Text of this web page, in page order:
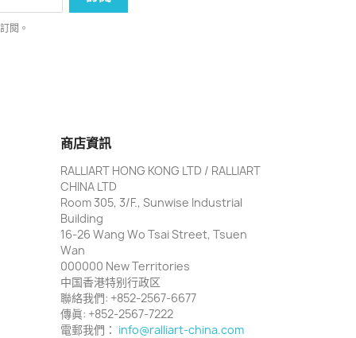
閱。
商店資訊
RALLIART HONG KONG LTD / RALLIART
CHINA LTD
Room 305, 3/F., Sunwise Industrial
Building
16-26 Wang Wo Tsai Street, Tsuen
Wan
000000 New Territories
中国香港特别行政区
聯絡我們: +852-2567-6677
傳眞: +852-2567-7222
電郵我們： info@ralliart-china.com